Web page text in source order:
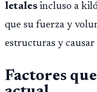
letales incluso a
que su fuerza y
estructuras y
Factores